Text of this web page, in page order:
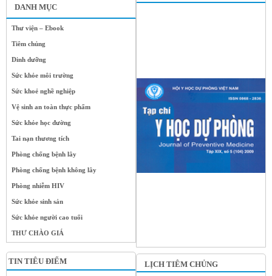
DANH MỤC
Thư viện – Ebook
Tiêm chủng
Dinh dưỡng
Sức khỏe môi trường
Sức khoẻ nghề nghiệp
Vệ sinh an toàn thực phẩm
Sức khỏe học đường
Tai nạn thương tích
Phòng chống bệnh lây
Phòng chống bệnh không lây
Phòng nhiễm HIV
Sức khỏe sinh sản
Sức khỏe người cao tuổi
THƯ CHÀO GIÁ
TIN TIÊU ĐIỂM LỊCH TIÊM CHỦNG